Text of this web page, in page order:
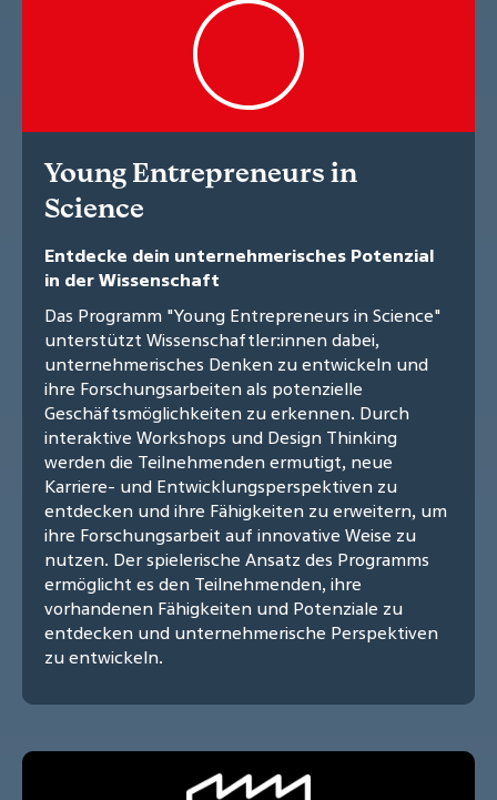
Young Entrepreneurs in
Science
Entdecke dein unternehmerisches Potenzial
in der Wissenschaft
Das Programm "Young Entrepreneurs in Science"
unterstützt Wissenschaftler:innen dabei,
unternehmerisches Denken zu entwickeln und
ihre Forschungsarbeiten als potenzielle
Geschäftsmöglichkeiten zu erkennen. Durch
interaktive Workshops und Design Thinking
werden die Teilnehmenden ermutigt, neue
Karriere- und Entwicklungsperspektiven zu
entdecken und ihre Fähigkeiten zu erweitern, um
ihre Forschungsarbeit auf innovative Weise zu
nutzen. Der spielerische Ansatz des Programms
ermöglicht es den Teilnehmenden, ihre
vorhandenen Fähigkeiten und Potenziale zu
entdecken und unternehmerische Perspektiven
zu entwickeln.